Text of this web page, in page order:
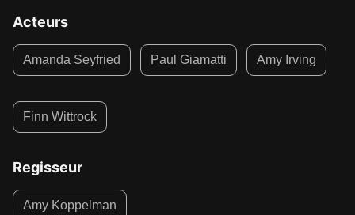
Acteurs
Amanda Seyfried Paul Giamatti Amy Irving
Finn Wittrock
Regisseur
Amy Koppelman